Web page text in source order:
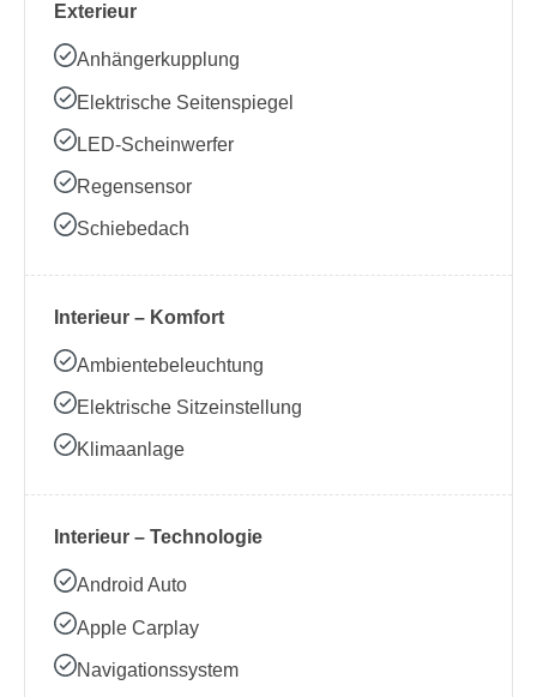
Exterieur
Anhängerkupplung
Elektrische Seitenspiegel
LED-Scheinwerfer
Regensensor
Schiebedach
Interieur – Komfort
Ambientebeleuchtung
Elektrische Sitzeinstellung
Klimaanlage
Interieur – Technologie
Android Auto
Apple Carplay
Navigationssystem